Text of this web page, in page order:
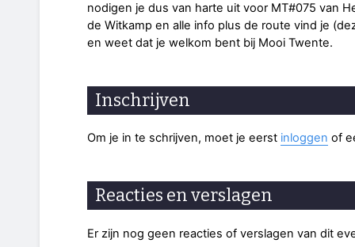
nodigen je dus van harte uit voor MT#075 van
de Witkamp en alle info plus de route vind je
en weet dat je welkom bent bij Mooi Twente.
Inschrijven
Om je in te schrijven, moet je eerst inloggen of
Reacties en verslagen
Er zijn nog geen reacties of verslagen van dit